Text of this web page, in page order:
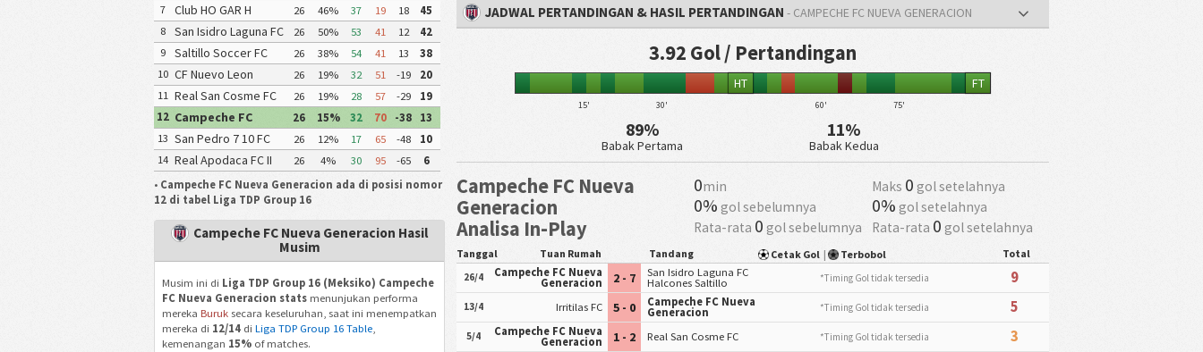
7
Club HO GAR H
Matamoros Gavilanes
FC Matamoros II
26 46% 37 19 18
45
8
San Isidro Laguna FC
Halcones Saltillo
26 50% 53 41 12
42
9
Saltillo Soccer FC 26 38% 54 41 13
38
10 CF Nuevo Leon 26 19% 32 51 -19
20
11 Real San Cosme FC 26 19% 28 57 -29
19
12 Campeche FC
Nueva Generacion
26 15% 32 70 -38
13
13 San Pedro 7 10 FC 26 12% 17 65 -48
10
14 Real Apodaca FC II 26 4% 30 95 -65
6
• Campeche FC Nueva Generacion ada di posisi nomor
12 di tabel Liga TDP Group 16
Campeche FC Nueva Generacion Hasil
Musim
Musim ini di Liga TDP Group 16 (Meksiko) Campeche
FC Nueva Generacion statsmenunjukan performa
mereka Buruksecara keseluruhan, saat ini menempatkan
mereka di 12/14di Liga TDP Group 16 Table,
kemenangan 15%of matches.
JADWAL PERTANDINGAN & HASIL PERTANDINGAN - CAMPECHE FC NUEVA GENERACION
3.92 Gol / Pertandingan
15' 30'
HT
60' 75'
FT
89%
Babak Pertama
11%
Babak Kedua
Campeche FC Nueva
Generacion
Analisa In-Play
0min Maks 0 gol setelahnya
0% gol sebelumnya 0% gol setelahnya
Rata-rata 0 gol sebelumnya Rata-rata 0 gol setelahnya
Tanggal Tuan Rumah Tandang Cetak Gol| Terbobol Total
26/4
Campeche FC Nueva
Generacion
2 - 7
San Isidro Laguna FC
Halcones Saltillo
*Timing Gol tidak tersedia 9
13/4 Irritilas FC 5 - 0
Campeche FC Nueva
Generacion
*Timing Gol tidak tersedia 5
5/4
Campeche FC Nueva
Generacion
1 - 2 Real San Cosme FC *Timing Gol tidak tersedia 3